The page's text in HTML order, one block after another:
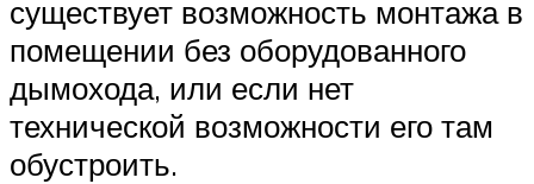
существует возможность монтажа в
помещении без оборудованного
дымохода, или если нет
технической возможности его там
обустроить.